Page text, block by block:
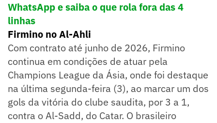
WhatsApp e saiba o que rola fora das 4
linhas
Firmino no Al-Ahli
Com contrato até junho de 2026, Firmino
continua em condições de atuar pela
Champions League da Ásia, onde foi destaque
na última segunda-feira (3), ao marcar um dos
gols da vitória do clube saudita, por 3 a 1,
contra o Al-Sadd, do Catar. O brasileiro